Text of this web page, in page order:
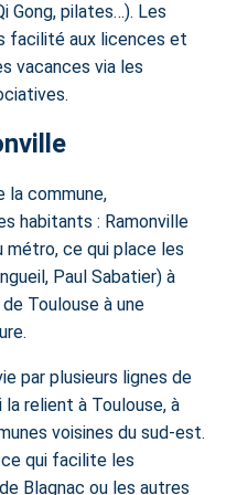
Gong, pilates…). Les
facilité aux licences et
vacances via les
la commune,
habitants : Ramonville
métro, ce qui place les
Paul Sabatier) à
Toulouse à une
par plusieurs lignes de
relient à Toulouse, à
voisines du sud-est.
qui facilite les
Blagnac ou les autres